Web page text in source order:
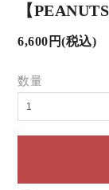
【
6,600円(税込)
数量